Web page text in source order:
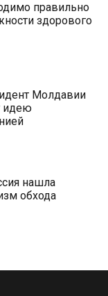
правильно
здорового
Молдавии
идею
нашла
обхода